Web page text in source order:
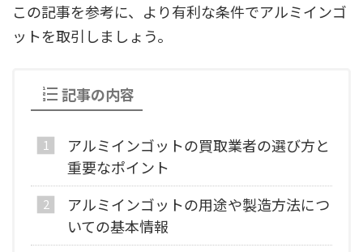
この記事を参考に、より有利な条件でアルミインゴ
ットを取引しましょう。
記事の内容
アルミインゴットの買取業者の選び方と
重要なポイント
アルミインゴットの用途や製造方法につ
いての基本情報